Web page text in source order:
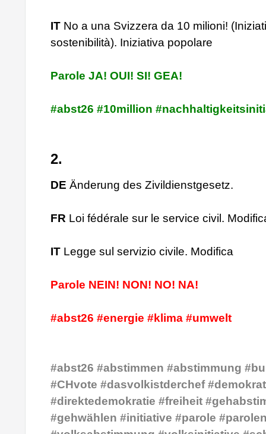
IT No a una Svizzera da 10 milioni!
sostenibilità). Iniziativa popolare
Parole JA! OUI! SI! GEA!
#abst26 #10million
2.
DE Änderung des Zivildienstgesetz.
FR Loi fédérale sur le service civil.
IT Legge sul servizio civile. Modifica
Parole NEIN! NON! NO! NA!
#abst26 #energie #klima #umwelt
#abst26 #abstimmen #abstimmung
#CHvote #dasvolkistderchef
#direktedemokratie #freiheit
#gehwählen #initiative #parole